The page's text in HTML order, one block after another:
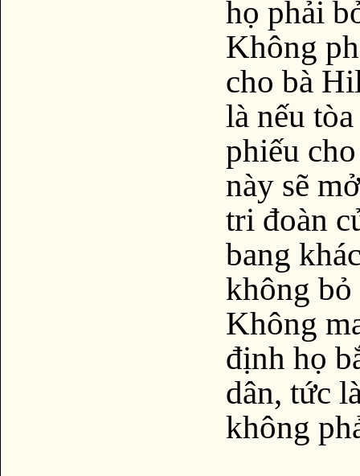
họ phải
Không
cho bà
là nếu
phiếu
này sẽ
tri đoàn
bang
không bỏ
Không
định họ
dân, tức
không